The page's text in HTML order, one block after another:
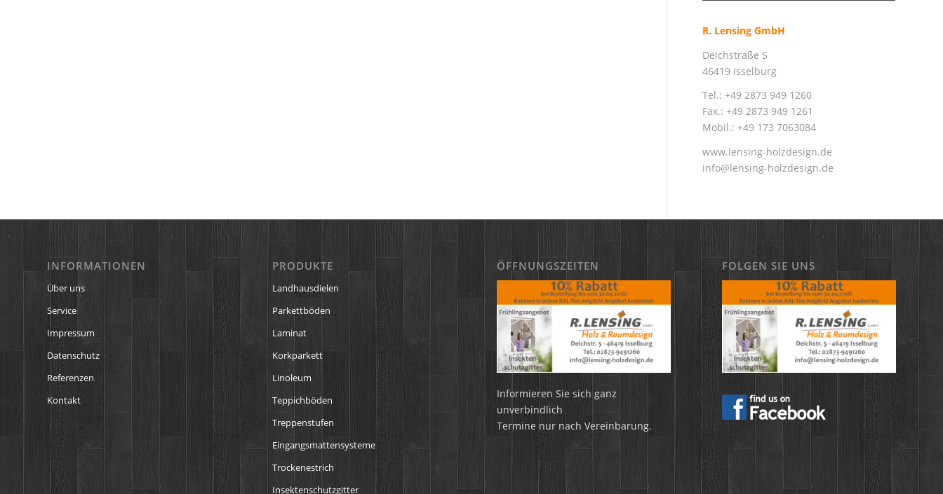
R. Lensing GmbH
Deichstraße 5
46419 Isselburg
Tel.: +49 2873 949 1260
Fax.: +49 2873 949 1261
Mobil.: +49 173 7063084
www.lensing-holzdesign.de
info@lensing-holzdesign.de
INFORMATIONEN
Über uns
Service
Impressum
Datenschutz
Referenzen
Kontakt
PRODUKTE
Landhausdielen
Parkettböden
Laminat
Korkparkett
Linoleum
Teppichböden
Treppenstufen
Eingangsmattensysteme
Trockenestrich
Insektenschutzgitter
ÖFFNUNGSZEITEN
Informieren Sie sich ganz
unverbindlich
Termine nur nach Vereinbarung.
FOLGEN SIE UNS